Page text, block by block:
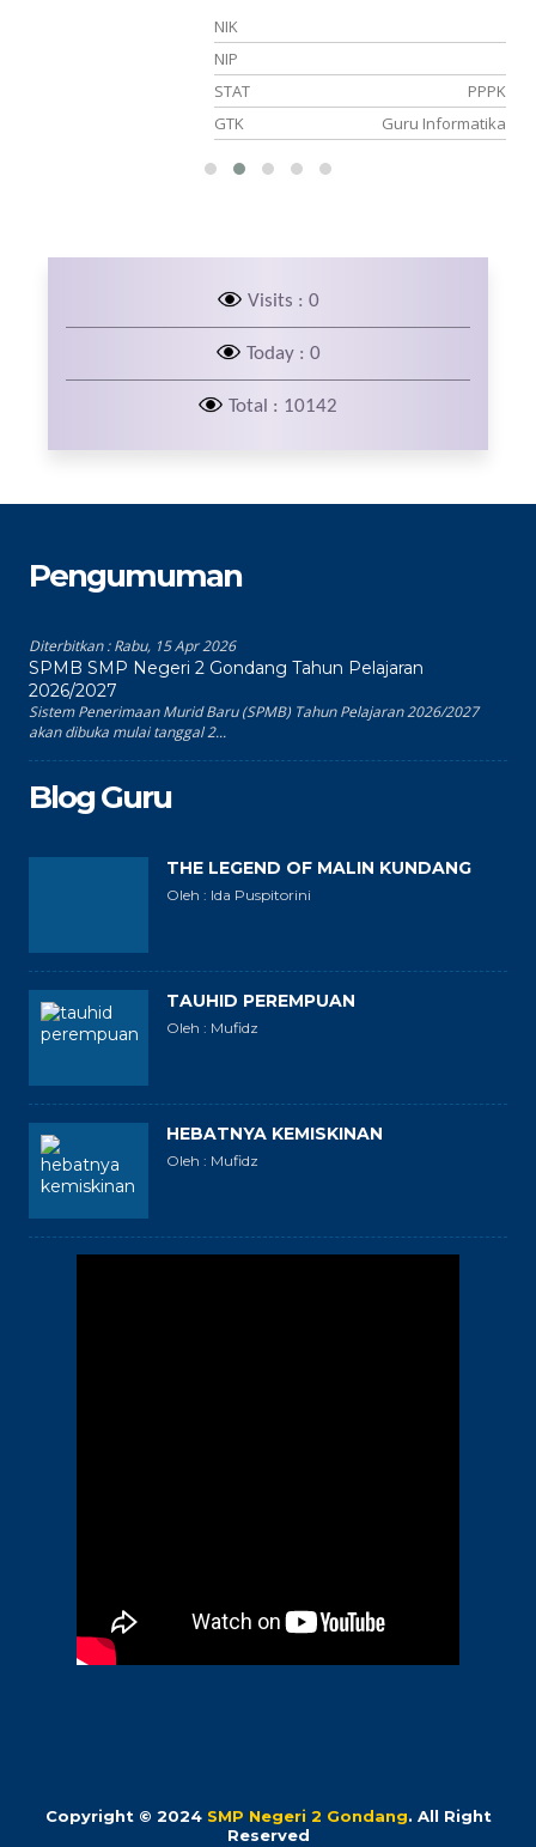
NIK
NIP
STAT
PPPK
GTK
Guru Informatika
Visits : 0
Today : 0
Total : 10142
Pengumuman
Diterbitkan :Rabu, 15 Apr 2026
SPMB SMP Negeri 2 Gondang Tahun Pelajaran
2026/2027
Sistem Penerimaan Murid Baru (SPMB) Tahun Pelajaran 2026/2027
akan dibuka mulai tanggal 2...
Blog Guru
THE LEGEND OF MALIN KUNDANG
Oleh : Ida Puspitorini
TAUHID PEREMPUAN
Oleh : Mufidz
HEBATNYA KEMISKINAN
Oleh : Mufidz
Copyright © 2024 SMP Negeri 2 Gondang. All Right
Reserved